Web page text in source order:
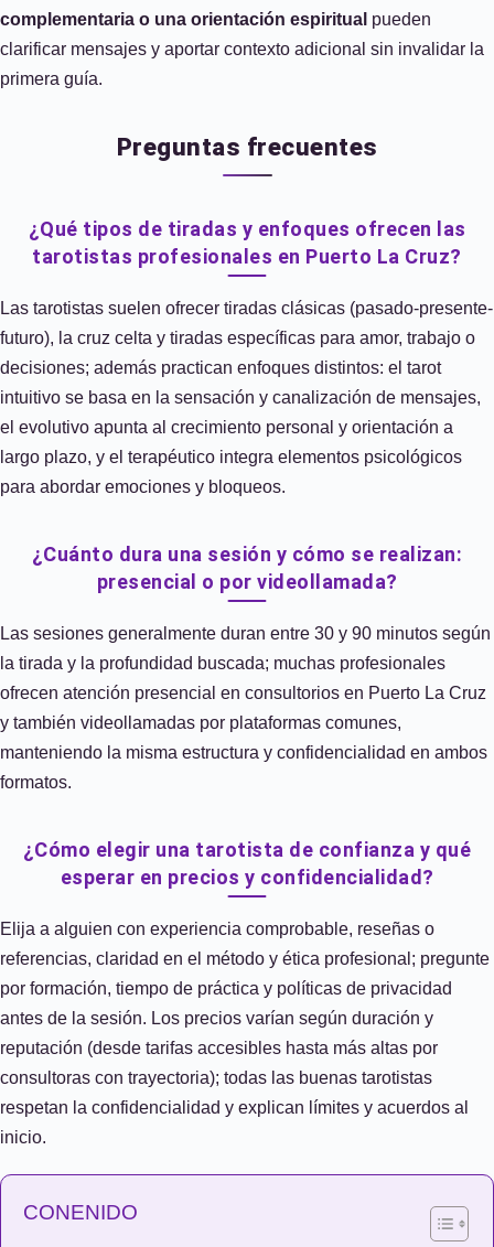
complementaria o una orientación espiritual pueden
clarificar mensajes y aportar contexto adicional sin invalidar la
primera guía.
Preguntas frecuentes
¿Qué tipos de tiradas y enfoques ofrecen las
tarotistas profesionales en Puerto La Cruz?
Las tarotistas suelen ofrecer tiradas clásicas (pasado-presente-
futuro), la cruz celta y tiradas específicas para amor, trabajo o
decisiones; además practican enfoques distintos: el tarot
intuitivo se basa en la sensación y canalización de mensajes,
el evolutivo apunta al crecimiento personal y orientación a
largo plazo, y el terapéutico integra elementos psicológicos
para abordar emociones y bloqueos.
¿Cuánto dura una sesión y cómo se realizan:
presencial o por videollamada?
Las sesiones generalmente duran entre 30 y 90 minutos según
la tirada y la profundidad buscada; muchas profesionales
ofrecen atención presencial en consultorios en Puerto La Cruz
y también videollamadas por plataformas comunes,
manteniendo la misma estructura y confidencialidad en ambos
formatos.
¿Cómo elegir una tarotista de confianza y qué
esperar en precios y confidencialidad?
Elija a alguien con experiencia comprobable, reseñas o
referencias, claridad en el método y ética profesional; pregunte
por formación, tiempo de práctica y políticas de privacidad
antes de la sesión. Los precios varían según duración y
reputación (desde tarifas accesibles hasta más altas por
consultoras con trayectoria); todas las buenas tarotistas
respetan la confidencialidad y explican límites y acuerdos al
inicio.
CONENIDO